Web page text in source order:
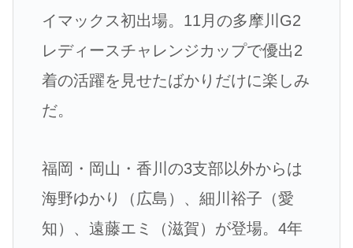
イマックス初出場。11月の多摩川G2
レディースチャレンジカップで優出2
着の活躍を見せたばかりだけに楽しみ
だ。
福岡・岡山・香川の3支部以外からは
海野ゆかり（広島）、細川裕子（愛
知）、遠藤エミ（滋賀）が登場。4年